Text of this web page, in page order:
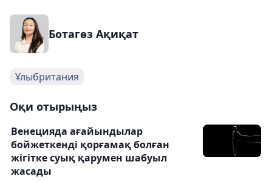
Ботагөз Ақиқат
Ұлыбритания
Оқи отырыңыз
Венецияда ағайындылар
бойжеткенді қорғамақ болған
жігітке суық қарумен шабуыл
жасады